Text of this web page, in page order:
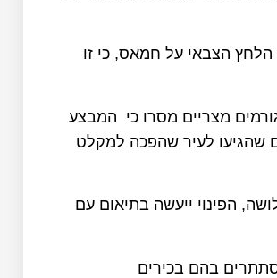
הצבאי על חמאס, כי זו
מצריים מסרו כי המבצע
שהגיעו לעיר שהפכה למקלט
הפינוי ייעשה בתיאום עם
בהם בכירים